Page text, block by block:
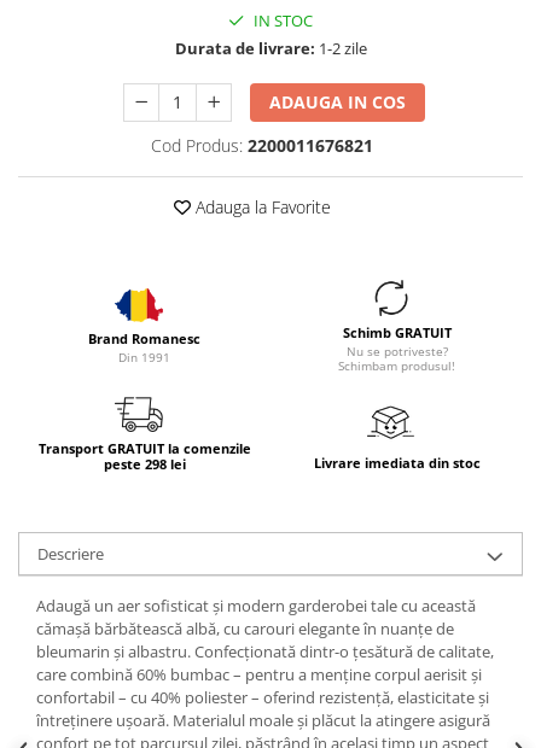
IN STOC
Durata de livrare: 1-2 zile
ADAUGA IN COS
Cod Produs: 2200011676821
Adauga la Favorite
Brand Romanesc
Din 1991
Schimb GRATUIT
Nu se potriveste?
Schimbam produsul!
Transport GRATUIT la comenzile
peste 298 lei
Livrare imediata din stoc
Descriere
Adaugă un aer sofisticat și modern garderobei tale cu această
cămașă bărbătească albă, cu carouri elegante în nuanțe de
bleumarin și albastru. Confecționată dintr-o țesătură de calitate,
care combină 60% bumbac – pentru a menține corpul aerisit și
confortabil – cu 40% poliester – oferind rezistență, elasticitate și
întreținere ușoară. Materialul moale și plăcut la atingere asigură
confort pe tot parcursul zilei, păstrând în același timp un aspect